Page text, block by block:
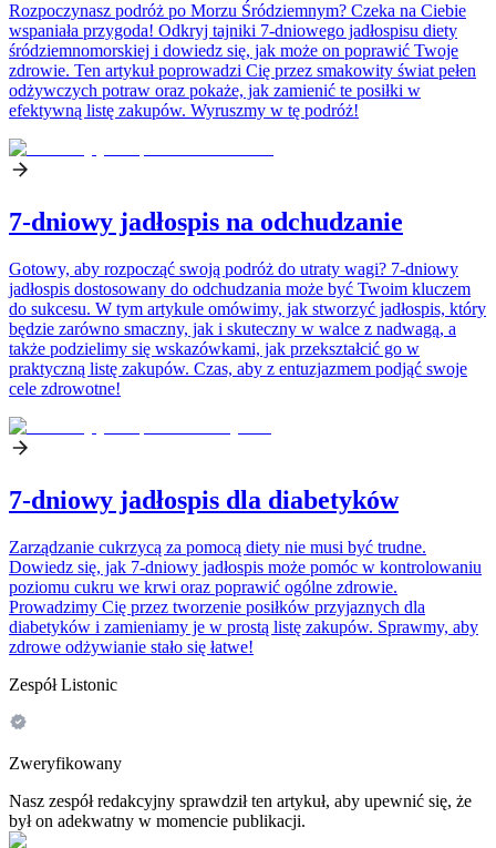
Rozpoczynasz podróż po Morzu Śródziemnym? Czeka na Ciebie
wspaniała przygoda! Odkryj tajniki 7-dniowego jadłospisu diety
śródziemnomorskiej i dowiedz się, jak może on poprawić Twoje
zdrowie. Ten artykuł poprowadzi Cię przez smakowity świat pełen
odżywczych potraw oraz pokaże, jak zamienić te posiłki w
efektywną listę zakupów. Wyruszmy w tę podróż!
7-dniowy jadłospis na odchudzanie
Gotowy, aby rozpocząć swoją podróż do utraty wagi? 7-dniowy
jadłospis dostosowany do odchudzania może być Twoim kluczem
do sukcesu. W tym artykule omówimy, jak stworzyć jadłospis, który
będzie zarówno smaczny, jak i skuteczny w walce z nadwagą, a
także podzielimy się wskazówkami, jak przekształcić go w
praktyczną listę zakupów. Czas, aby z entuzjazmem podjąć swoje
cele zdrowotne!
7-dniowy jadłospis dla diabetyków
Zarządzanie cukrzycą za pomocą diety nie musi być trudne.
Dowiedz się, jak 7-dniowy jadłospis może pomóc w kontrolowaniu
poziomu cukru we krwi oraz poprawić ogólne zdrowie.
Prowadzimy Cię przez tworzenie posiłków przyjaznych dla
diabetyków i zamieniamy je w prostą listę zakupów. Sprawmy, aby
zdrowe odżywianie stało się łatwe!
Zespół Listonic
Zweryfikowany
Nasz zespół redakcyjny sprawdził ten artykuł, aby upewnić się, że
był on adekwatny w momencie publikacji.